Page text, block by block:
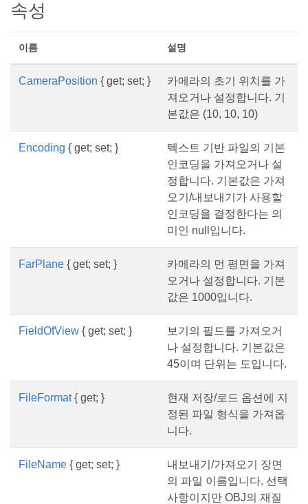
속성
이름 설명
CameraPosition { get; set; }
카메라의 초기 위치를 가
져오거나 설정합니다. 기
본값은 (10, 10, 10)
Encoding { get; set; }
텍스트 기반 파일의 기본
인코딩을 가져오거나 설
정합니다. 기본값은 가져
오기/내보내기가 사용할
인코딩을 결정한다는 의
미인 null입니다.
FarPlane { get; set; }
카메라의 먼 평면을 가져
오거나 설정합니다. 기본
값은 1000입니다.
FieldOfView { get; set; }
보기의 필드를 가져오거
나 설정합니다. 기본값은
45이며 단위는 도입니다.
FileFormat{ get; }
현재 저장/로드 옵션에 지
정된 파일 형식을 가져옵
니다.
FileName { get; set; }
내보내기/가져오기 장면
의 파일 이름입니다. 선택
사항이지만 OBJ의 재질